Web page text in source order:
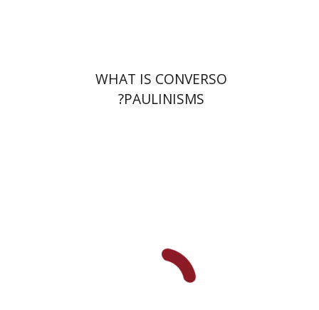
WHAT IS CONVERSO
PAULINISMS?